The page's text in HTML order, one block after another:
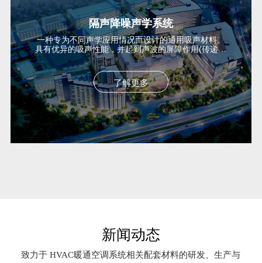
隔声降噪声学系统
一种专为不同声学应用情况而设计的通用吸声材料。
具有优异的吸声性能，并起到声波的屏障作用(传递损
失)...
了解更多
新闻动态
致力于 HVAC暖通空调系统相关配套材料的研发、生产与